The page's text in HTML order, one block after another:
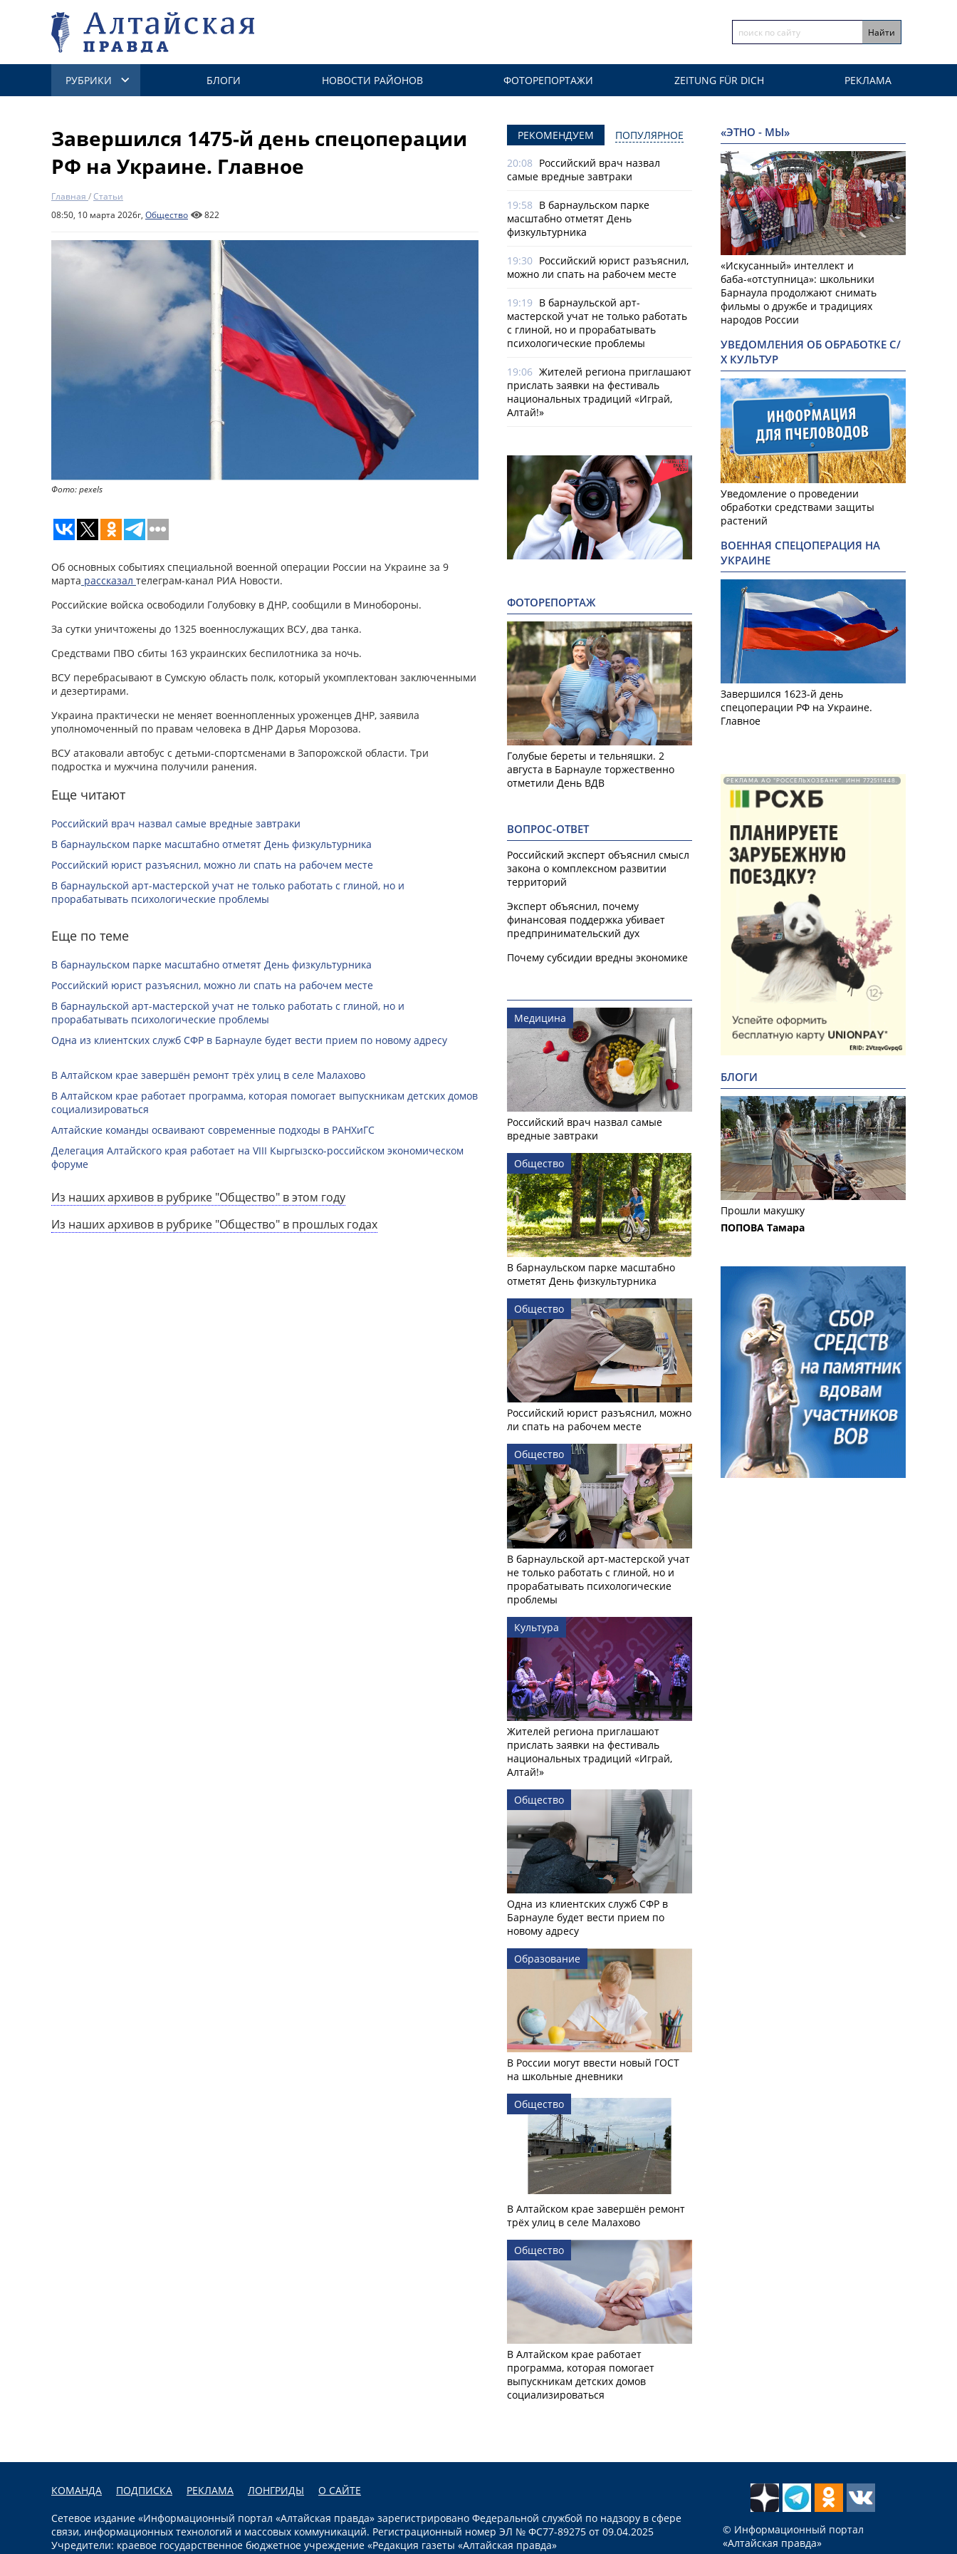
РУБРИКИ БЛОГИ НОВОСТИ РАЙОНОВ ФОТОРЕПОРТАЖИ ZEITUNG FÜR DICH РЕКЛАМА
Завершился 1475-й день спецоперации
РФ на Украине. Главное
Главная /Статьи
08:50, 10 марта 2026г, Общество 822
Фото: pexels
Об основных событиях специальной военной операции России на Украине за 9
марта рассказал телеграм-канал РИА Новости.
Российские войска освободили Голубовку в ДНР, сообщили в Минобороны.
За сутки уничтожены до 1325 военнослужащих ВСУ, два танка.
Средствами ПВО сбиты 163 украинских беспилотника за ночь.
ВСУ перебрасывают в Сумскую область полк, который укомплектован заключенными
и дезертирами.
Украина практически не меняет военнопленных уроженцев ДНР, заявила
уполномоченный по правам человека в ДНР Дарья Морозова.
ВСУ атаковали автобус с детьми-спортсменами в Запорожской области. Три
подростка и мужчина получили ранения.
Еще читают
Российский врач назвал самые вредные завтраки
В барнаульском парке масштабно отметят День физкультурника
Российский юрист разъяснил, можно ли спать на рабочем месте
В барнаульской арт-мастерской учат не только работать с глиной, но и
прорабатывать психологические проблемы
Еще по теме
В барнаульском парке масштабно отметят День физкультурника
Российский юрист разъяснил, можно ли спать на рабочем месте
В барнаульской арт-мастерской учат не только работать с глиной, но и
прорабатывать психологические проблемы
Одна из клиентских служб СФР в Барнауле будет вести прием по новому адресу
В Алтайском крае завершён ремонт трёх улиц в селе Малахово
В Алтайском крае работает программа, которая помогает выпускникам детских домов
социализироваться
Алтайские команды осваивают современные подходы в РАНХиГС
Делегация Алтайского края работает на VIII Кыргызско-российском экономическом
форуме
Из наших архивов в рубрике "Общество" в этом году
Из наших архивов в рубрике "Общество" в прошлых годах
РЕКОМЕНДУЕМ ПОПУЛЯРНОЕ
20:08 Российский врач назвал
самые вредные завтраки
19:58 В барнаульском парке
масштабно отметят День
физкультурника
19:30 Российский юрист разъяснил,
можно ли спать на рабочем месте
19:19 В барнаульской арт-
мастерской учат не только работать
с глиной, но и прорабатывать
психологические проблемы
19:06 Жителей региона приглашают
прислать заявки на фестиваль
национальных традиций «Играй,
Алтай!»
ФОТОРЕПОРТАЖ
Голубые береты и тельняшки. 2
августа в Барнауле торжественно
отметили День ВДВ
ВОПРОС-ОТВЕТ
Российский эксперт объяснил смысл
закона о комплексном развитии
территорий
Эксперт объяснил, почему
финансовая поддержка убивает
предпринимательский дух
Почему субсидии вредны экономике
Медицина
Российский врач назвал самые
вредные завтраки
Общество
В барнаульском парке масштабно
отметят День физкультурника
Общество
Российский юрист разъяснил, можно
ли спать на рабочем месте
Общество
В барнаульской арт-мастерской учат
не только работать с глиной, но и
прорабатывать психологические
проблемы
Культура
Жителей региона приглашают
прислать заявки на фестиваль
национальных традиций «Играй,
Алтай!»
Общество
Одна из клиентских служб СФР в
Барнауле будет вести прием по
новому адресу
Образование
В России могут ввести новый ГОСТ
на школьные дневники
Общество
В Алтайском крае завершён ремонт
трёх улиц в селе Малахово
Общество
В Алтайском крае работает
программа, которая помогает
выпускникам детских домов
социализироваться
«ЭТНО - МЫ»
«Искусанный» интеллект и
баба-«отступница»: школьники
Барнаула продолжают снимать
фильмы о дружбе и традициях
народов России
УВЕДОМЛЕНИЯ ОБ ОБРАБОТКЕ С/
Х КУЛЬТУР
Уведомление о проведении
обработки средствами защиты
растений
ВОЕННАЯ СПЕЦОПЕРАЦИЯ НА
УКРАИНЕ
Завершился 1623-й день
спецоперации РФ на Украине.
Главное
РЕКЛАМА АО "РОССЕЛЬХОЗБАНК". ИНН 772511448.
БЛОГИ
Прошли макушку
ПОПОВА Тамара
КОМАНДА ПОДПИСКА РЕКЛАМА ЛОНГРИДЫ О САЙТЕ
Сетевое издание «Информационный портал «Алтайская правда» зарегистрировано Федеральной службой по надзору в сфере
связи, информационных технологий и массовых коммуникаций. Регистрационный номер ЭЛ № ФС77-89275 от 09.04.2025
Учредители: краевое государственное бюджетное учреждение «Редакция газеты «Алтайская правда»
© Информационный портал
«Алтайская правда»